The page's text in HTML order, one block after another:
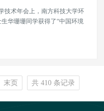
技术年会上，南方科技大学环
华珊珊同学获得了“中国环境
末页 共 410 条记录